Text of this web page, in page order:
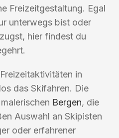
Freizeitgestaltung. Egal
unterwegs bist oder
hier findest du
in
das Skifahren. Die
Bergen, die
Auswahl an Skipisten
oder erfahrener